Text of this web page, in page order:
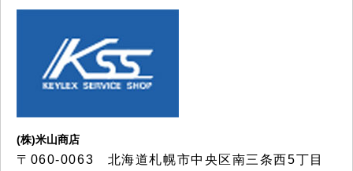
(株)米山商店
〒060-0063 北海道札幌市中央区南三条西5丁目